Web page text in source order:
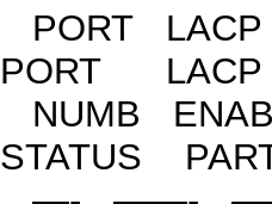
PORT
PORT
NUMB
STATUS